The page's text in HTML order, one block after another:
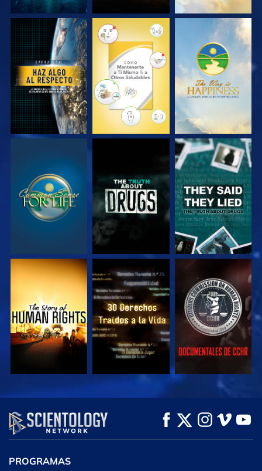
VE VE VE
VE VE
VE VE VE
VE
EXPLORA LAS
SERIES
PROGRAMAS